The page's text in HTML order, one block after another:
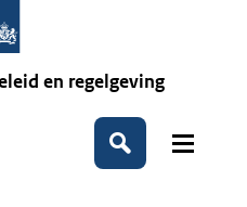
en regelgeving
Zoeken